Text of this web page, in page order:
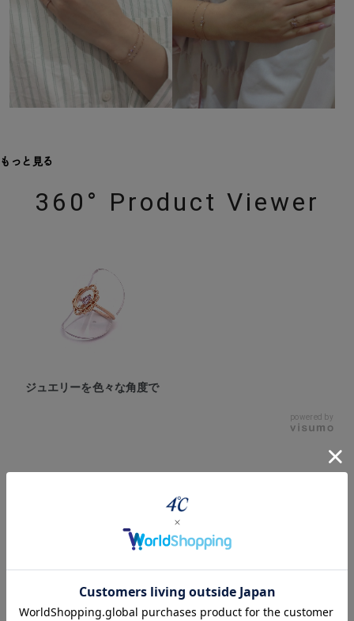
もっと見る
360° Product Viewer
ジュエリーを色々な角度で
powered by